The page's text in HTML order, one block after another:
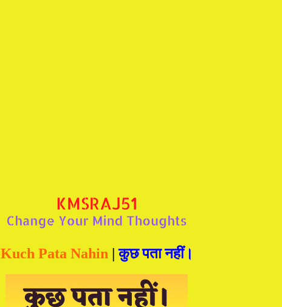
Kuch Pata Nahin |कुछ पता नहीं।